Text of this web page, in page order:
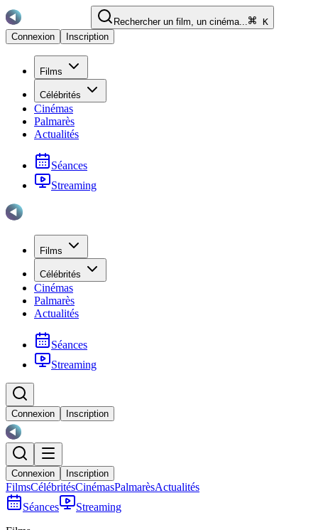
Rechercher un film, un cinéma...
K
Connexion
Inscription
Films
Célébrités
Cinémas
Palmarès
Actualités
Séances
Streaming
Films
Célébrités
Cinémas
Palmarès
Actualités
Séances
Streaming
Connexion Inscription
Connexion Inscription
FilmsCélébritésCinémasPalmarèsActualités
Séances
Streaming